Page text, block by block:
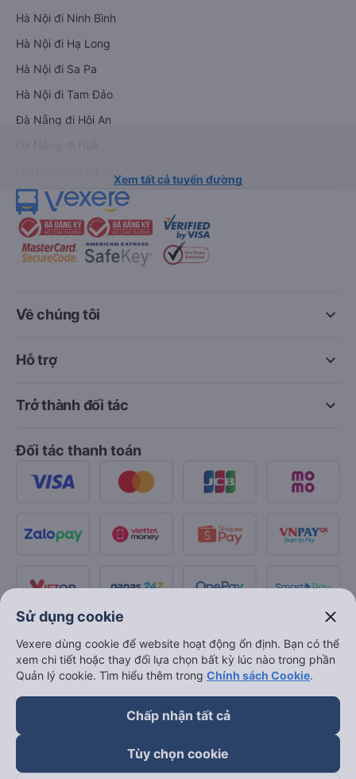
Hà Nội đi Ninh Bình
Hà Nội đi Hạ Long
Hà Nội đi Sa Pa
Hà Nội đi Tam Đảo
Đà Nẵng đi Hội An
Xem tất cả tuyến đường
keyboard_arrow_down
Về chúng tôi
keyboard_arrow_down
Hỗ trợ
keyboard_arrow_down
Trở thành đối tác
Đối tác thanh toán
Sử dụng cookie close
Vexere dùng cookie để website hoạt động ổn định. Bạn có thể
xem chi tiết hoặc thay đổi lựa chọn bất kỳ lúc nào trong phần
Quản lý cookie. Tìm hiểu thêm trong Chính sách Cookie.
Chấp nhận tất cả
Tùy chọn cookie